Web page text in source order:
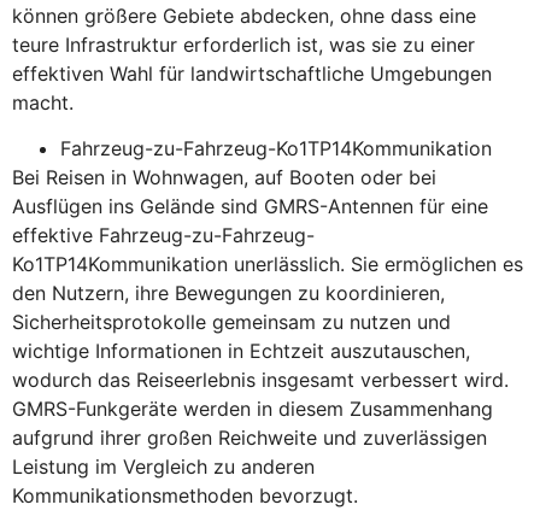
können größere Gebiete abdecken, ohne dass eine
teure Infrastruktur erforderlich ist, was sie zu einer
effektiven Wahl für landwirtschaftliche Umgebungen
macht.
Fahrzeug-zu-Fahrzeug-Ko1TP14Kommunikation
Bei Reisen in Wohnwagen, auf Booten oder bei
Ausflügen ins Gelände sind GMRS-Antennen für eine
effektive Fahrzeug-zu-Fahrzeug-
Ko1TP14Kommunikation unerlässlich. Sie ermöglichen es
den Nutzern, ihre Bewegungen zu koordinieren,
Sicherheitsprotokolle gemeinsam zu nutzen und
wichtige Informationen in Echtzeit auszutauschen,
wodurch das Reiseerlebnis insgesamt verbessert wird.
GMRS-Funkgeräte werden in diesem Zusammenhang
aufgrund ihrer großen Reichweite und zuverlässigen
Leistung im Vergleich zu anderen
Kommunikationsmethoden bevorzugt.